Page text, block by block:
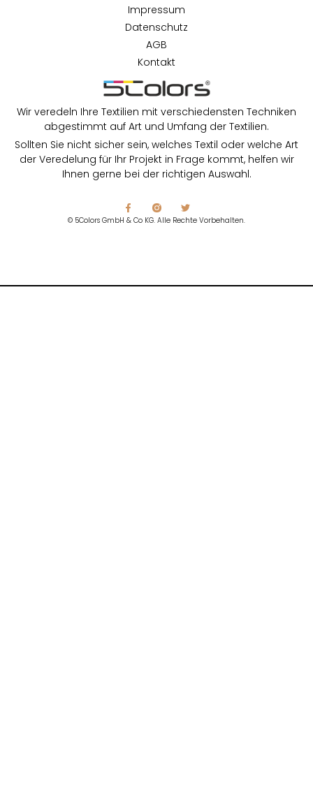
Wir veredeln Ihre Textilien mit verschiedensten Techniken
abgestimmt auf Art und Umfang der Textilien.
Sollten Sie nicht sicher sein, welches Textil oder welche Art
der Veredelung für Ihr Projekt in Frage kommt, helfen wir
Ihnen gerne bei der richtigen Auswahl.
© 5Colors GmbH & Co KG. Alle Rechte Vorbehalten.
Impressum
Datenschutz
AGB
Kontakt